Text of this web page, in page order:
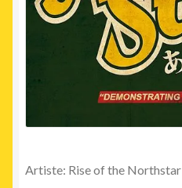
Artiste: Rise of the Northstar